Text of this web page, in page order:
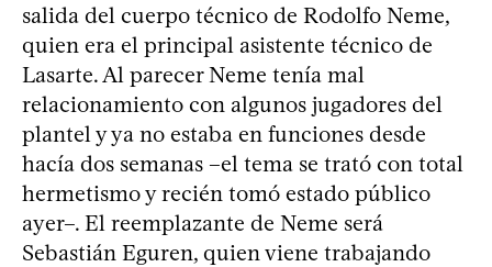
salida del cuerpo técnico de Rodolfo Neme,
quien era el principal asistente técnico de
Lasarte. Al parecer Neme tenía mal
relacionamiento con algunos jugadores del
plantel y ya no estaba en funciones desde
hacía dos semanas –el tema se trató con total
hermetismo y recién tomó estado público
ayer–. El reemplazante de Neme será
Sebastián Eguren, quien viene trabajando